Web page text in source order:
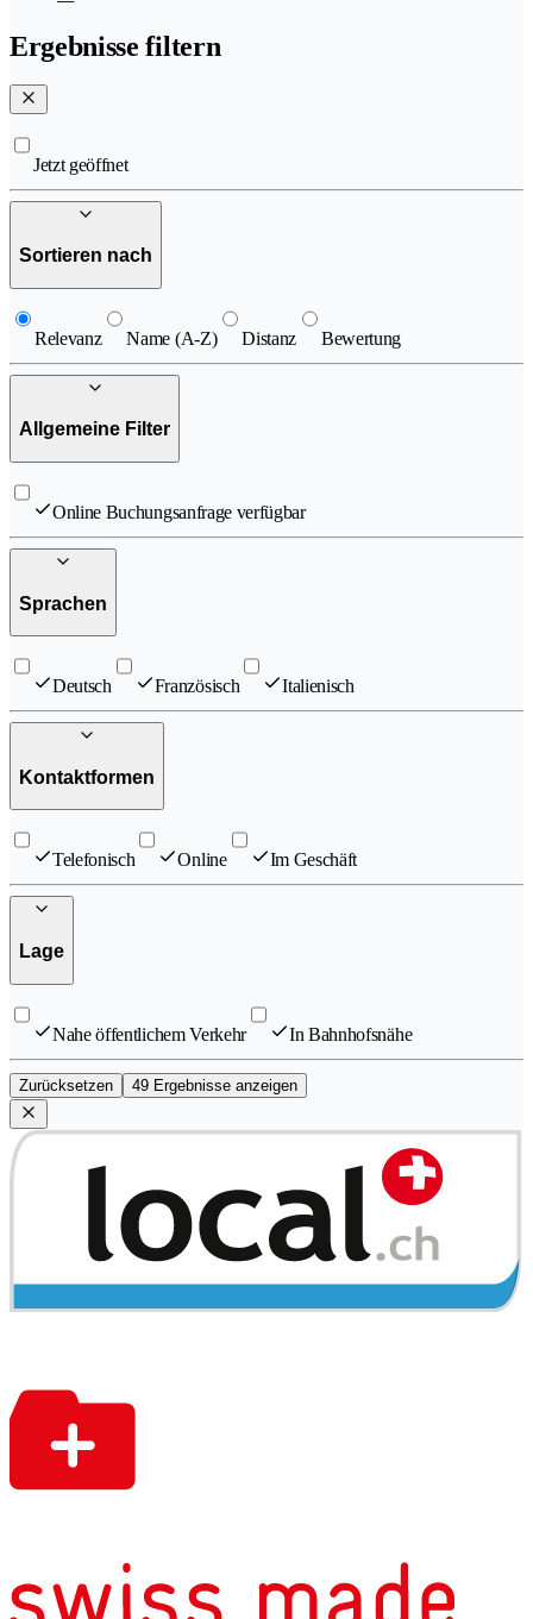
Ergebnisse filtern
Jetzt geöffnet
Sortieren nach
Relevanz Name (A-Z) Distanz Bewertung
Allgemeine Filter
Online Buchungsanfrage verfügbar
Sprachen
Deutsch Französisch Italienisch
Kontaktformen
Telefonisch Online Im Geschäft
Lage
Nahe öffentlichem Verkehr In Bahnhofsnähe
Zurücksetzen 49 Ergebnisse anzeigen